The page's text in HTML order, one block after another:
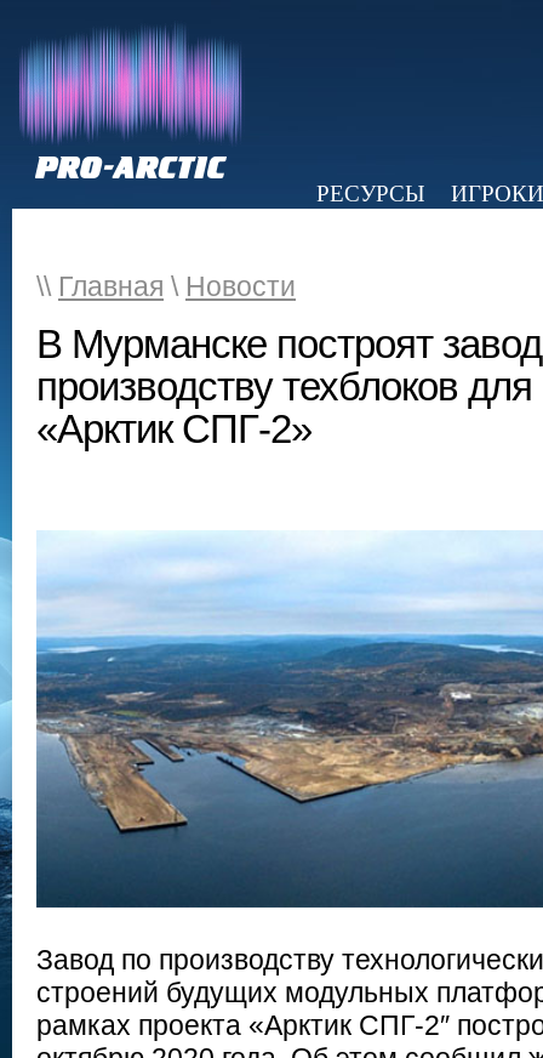
РЕСУРСЫ
ИГРОКИ
\\ Главная \ Новости
В Мурманске построят
производству техблоков
«Арктик СПГ-2»
Завод по производству
строений будущих модульных
рамках проекта «Арктик СПГ-2″